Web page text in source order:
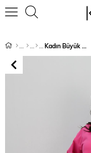
Kadın Büyük Beden Truvakar Kol Taş İşleme Detaylı Eşofman Takımı 8147-25